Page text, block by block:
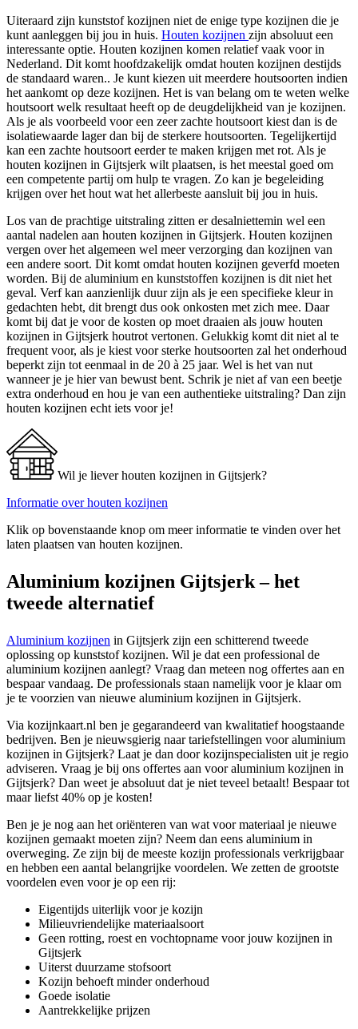
Uiteraard zijn kunststof kozijnen niet de enige type kozijnen die je
kunt aanleggen bij jou in huis. Houten kozijnen zijn absoluut een
interessante optie. Houten kozijnen komen relatief vaak voor in
Nederland. Dit komt hoofdzakelijk omdat houten kozijnen destijds
de standaard waren.. Je kunt kiezen uit meerdere houtsoorten indien
het aankomt op deze kozijnen. Het is van belang om te weten welke
houtsoort welk resultaat heeft op de deugdelijkheid van je kozijnen.
Als je als voorbeeld voor een zeer zachte houtsoort kiest dan is de
isolatiewaarde lager dan bij de sterkere houtsoorten. Tegelijkertijd
kan een zachte houtsoort eerder te maken krijgen met rot. Als je
houten kozijnen in Gijtsjerk wilt plaatsen, is het meestal goed om
een competente partij om hulp te vragen. Zo kan je begeleiding
krijgen over het hout wat het allerbeste aansluit bij jou in huis.
Los van de prachtige uitstraling zitten er desalniettemin wel een
aantal nadelen aan houten kozijnen in Gijtsjerk. Houten kozijnen
vergen over het algemeen wel meer verzorging dan kozijnen van
een andere soort. Dit komt omdat houten kozijnen geverfd moeten
worden. Bij de aluminium en kunststoffen kozijnen is dit niet het
geval. Verf kan aanzienlijk duur zijn als je een specifieke kleur in
gedachten hebt, dit brengt dus ook onkosten met zich mee. Daar
komt bij dat je voor de kosten op moet draaien als jouw houten
kozijnen in Gijtsjerk houtrot vertonen. Gelukkig komt dit niet al te
frequent voor, als je kiest voor sterke houtsoorten zal het onderhoud
beperkt zijn tot eenmaal in de 20 à 25 jaar. Wel is het van nut
wanneer je je hier van bewust bent. Schrik je niet af van een beetje
extra onderhoud en hou je van een authentieke uitstraling? Dan zijn
houten kozijnen echt iets voor je!
Wil je liever houten kozijnen in Gijtsjerk?
Informatie over houten kozijnen
Klik op bovenstaande knop om meer informatie te vinden over het
laten plaatsen van houten kozijnen.
Aluminium kozijnen Gijtsjerk – het
tweede alternatief
Aluminium kozijnen in Gijtsjerk zijn een schitterend tweede
oplossing op kunststof kozijnen. Wil je dat een professional de
aluminium kozijnen aanlegt? Vraag dan meteen nog offertes aan en
bespaar vandaag. De professionals staan namelijk voor je klaar om
je te voorzien van nieuwe aluminium kozijnen in Gijtsjerk.
Via kozijnkaart.nl ben je gegarandeerd van kwalitatief hoogstaande
bedrijven. Ben je nieuwsgierig naar tariefstellingen voor aluminium
kozijnen in Gijtsjerk? Laat je dan door kozijnspecialisten uit je regio
adviseren. Vraag je bij ons offertes aan voor aluminium kozijnen in
Gijtsjerk? Dan weet je absoluut dat je niet teveel betaalt! Bespaar tot
maar liefst 40% op je kosten!
Ben je je nog aan het oriënteren van wat voor materiaal je nieuwe
kozijnen gemaakt moeten zijn? Neem dan eens aluminium in
overweging. Ze zijn bij de meeste kozijn professionals verkrijgbaar
en hebben een aantal belangrijke voordelen. We zetten de grootste
voordelen even voor je op een rij:
Eigentijds uiterlijk voor je kozijn
Milieuvriendelijke materiaalsoort
Geen rotting, roest en vochtopname voor jouw kozijnen in
Gijtsjerk
Uiterst duurzame stofsoort
Kozijn behoeft minder onderhoud
Goede isolatie
Aantrekkelijke prijzen